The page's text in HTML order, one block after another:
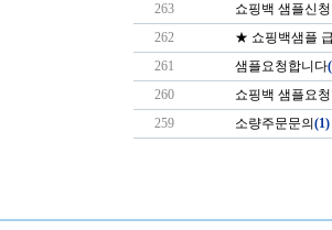
263
쇼핑백 샘플신
262
★ 쇼핑백샘플
261
샘플요청합니다
260
쇼핑백 샘플요
259
소량주문문의 (1)